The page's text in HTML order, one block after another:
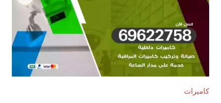
كاميرات